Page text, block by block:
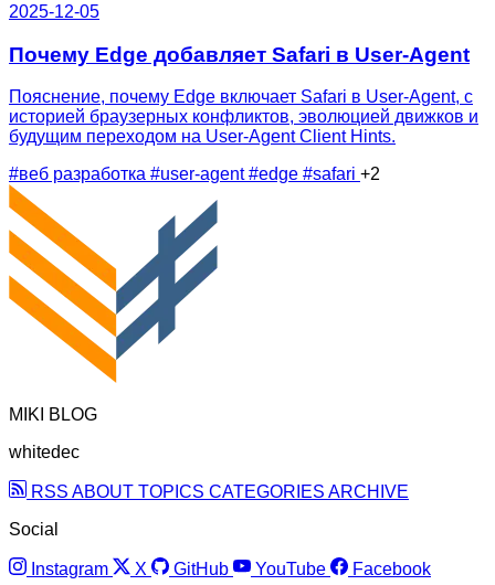
2025-12-05
Почему Edge добавляет Safari в User-Agent
Пояснение, почему Edge включает Safari в User-Agent, с
историей браузерных конфликтов, эволюцией движков и
будущим переходом на User‑Agent Client Hints.
#веб разработка #user-agent#edge #safari +2
MIKI BLOG
whitedec
RSS ABOUT TOPICS CATEGORIES ARCHIVE
Social
Instagram X GitHub YouTube Facebook